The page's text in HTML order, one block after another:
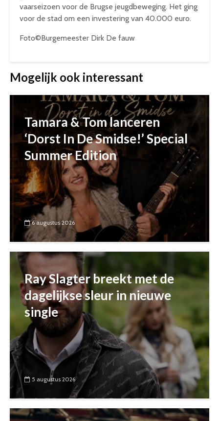
vaarseizoen voor de Brugse jeugdbeweging. Het ging
voor de stad om een investering van 40.000 euro.
Foto©Burgemeester Dirk De fauw
Mogelijk ook interessant
Tamara & Tom lanceren
‘Dorst In De Smidse!’ Special
Summer Edition
6 augustus 2026
Ray Slagter breekt met de
dagelijkse sleur in nieuwe
single
5 augustus 2026